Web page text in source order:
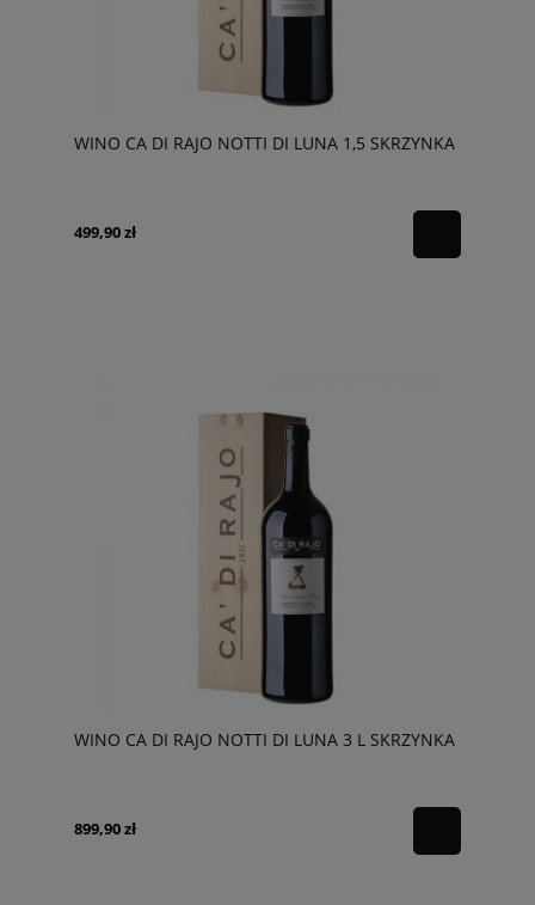
WINO CA DI RAJO NOTTI DI LUNA 1,5 SKRZYNKA
499,90 zł
WINO CA DI RAJO NOTTI DI LUNA 3 L SKRZYNKA
899,90 zł